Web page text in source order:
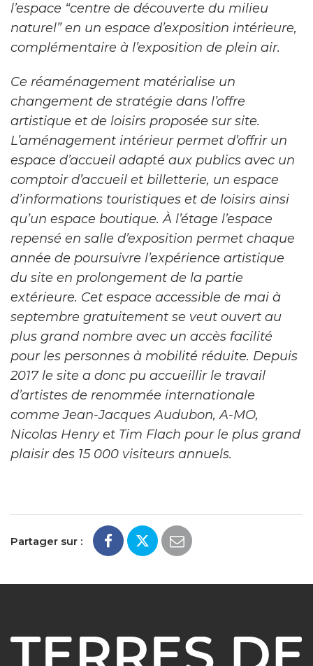
l’espace “centre de découverte du milieu
naturel” en un espace d’exposition intérieure,
complémentaire à l’exposition de plein air.
Ce réaménagement matérialise un
changement de stratégie dans l’offre
artistique et de loisirs proposée sur site.
L’aménagement intérieur permet d’offrir un
espace d’accueil adapté aux publics avec un
comptoir d’accueil et billetterie, un espace
d’informations touristiques et de loisirs ainsi
qu’un espace boutique. À l’étage l’espace
repensé en salle d’exposition permet chaque
année de poursuivre l’expérience artistique
du site en prolongement de la partie
extérieure. Cet espace accessible de mai à
septembre gratuitement se veut ouvert au
plus grand nombre avec un accès facilité
pour les personnes à mobilité réduite. Depuis
2017 le site a donc pu accueillir le travail
d’artistes de renommée internationale
comme Jean-Jacques Audubon, A-MO,
Nicolas Henry et Tim Flach pour le plus grand
plaisir des 15 000 visiteurs annuels.
Partager sur :